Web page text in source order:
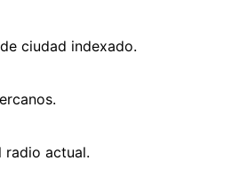
ciudad indexado.
radio actual.